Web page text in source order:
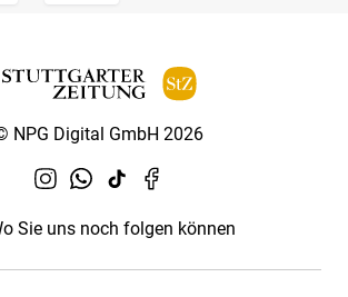
NPG Digital GmbH 2026
Sie uns noch folgen können